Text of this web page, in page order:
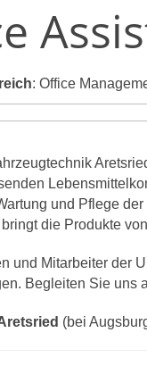
: Office
und Pflege
die Produkte
und Mitarbeiter der
Begleiten Sie uns
(bei